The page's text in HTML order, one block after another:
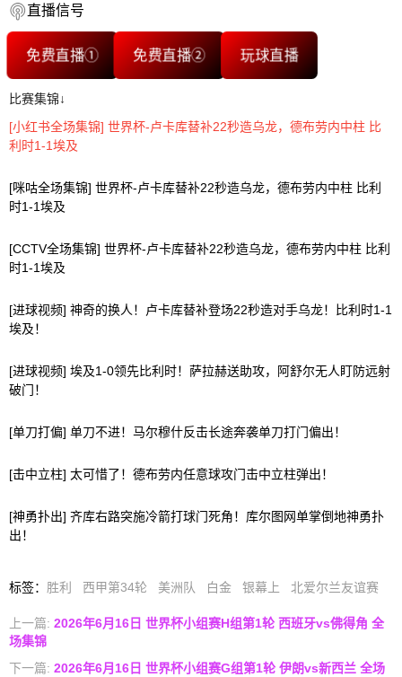
直播信号
免费直播① 免费直播② 玩球直播
比赛集锦↓
[小红书全场集锦] 世界杯-卢卡库替补22秒造乌龙，德布劳内中柱 比
利时1-1埃及
[咪咕全场集锦] 世界杯-卢卡库替补22秒造乌龙，德布劳内中柱 比利
时1-1埃及
[CCTV全场集锦] 世界杯-卢卡库替补22秒造乌龙，德布劳内中柱 比利
时1-1埃及
[进球视频] 神奇的换人！卢卡库替补登场22秒造对手乌龙！比利时1-1
埃及！
[进球视频] 埃及1-0领先比利时！萨拉赫送助攻，阿舒尔无人盯防远射
破门！
[单刀打偏] 单刀不进！马尔穆什反击长途奔袭单刀打门偏出！
[击中立柱] 太可惜了！德布劳内任意球攻门击中立柱弹出！
[神勇扑出] 齐库右路突施冷箭打球门死角！库尔图网单掌倒地神勇扑
出！
标签： 胜利 西甲第34轮 美洲队 白金 银幕上 北爱尔兰友谊赛
上一篇: 2026年6月16日 世界杯小组赛H组第1轮 西班牙vs佛得角 全
场集锦
下一篇: 2026年6月16日 世界杯小组赛G组第1轮 伊朗vs新西兰 全场